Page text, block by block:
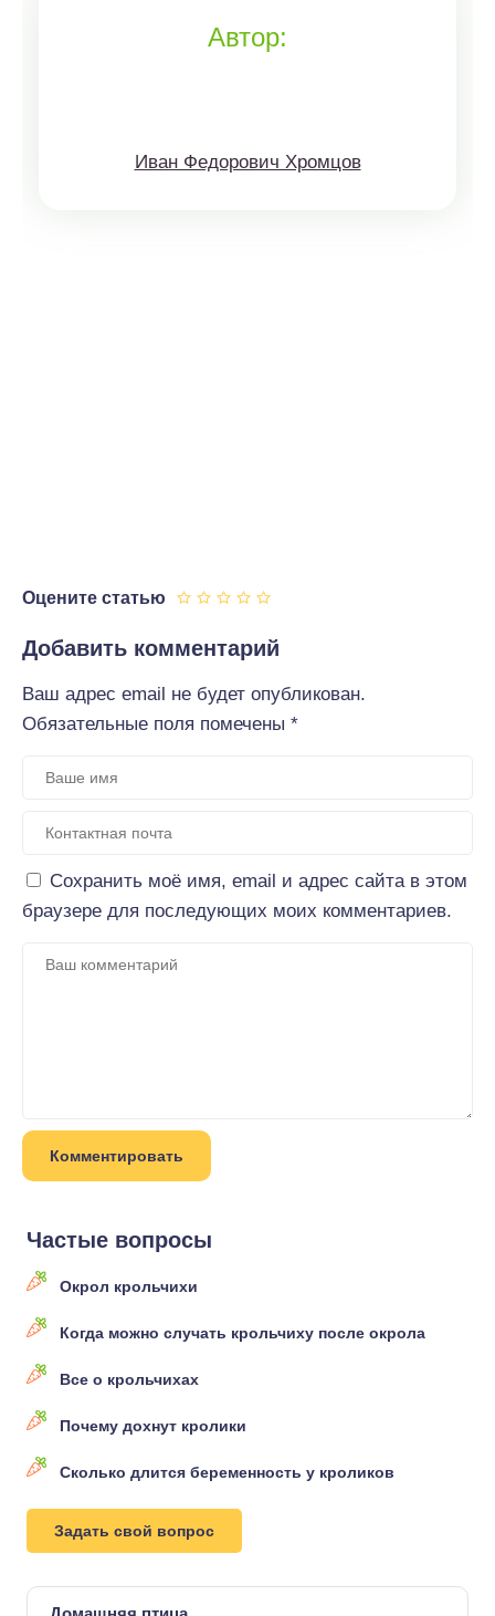
Автор:
Иван Федорович Хромцов
Оцените статью
Добавить комментарий
Ваш адрес email не будет опубликован.
Обязательные поля помечены *
Сохранить моё имя, email и адрес сайта в этом
браузере для последующих моих комментариев.
Частые вопросы
Окрол крольчихи
Когда можно случать крольчиху после окрола
Все о крольчихах
Почему дохнут кролики
Сколько длится беременность у кроликов
Задать свой вопрос